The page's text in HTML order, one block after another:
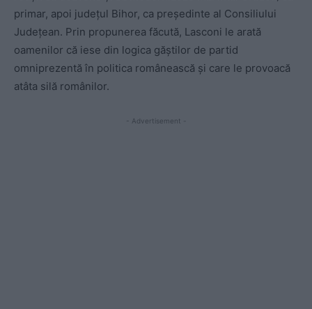
primar, apoi județul Bihor, ca președinte al Consiliului
Județean. Prin propunerea făcută, Lasconi le arată
oamenilor că iese din logica găștilor de partid
omniprezentă în politica românească și care le provoacă
atâta silă românilor.
- Advertisement -